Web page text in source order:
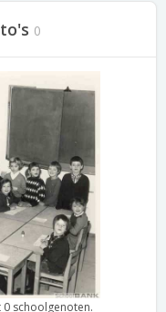
0
0 schoolgenoten.